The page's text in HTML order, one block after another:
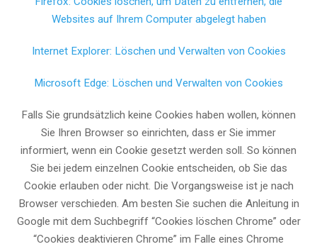
Websites auf Ihrem Computer abgelegt haben
Internet Explorer: Löschen und Verwalten von Cookies
Microsoft Edge: Löschen und Verwalten von Cookies
Falls Sie grundsätzlich keine Cookies haben wollen, können
Sie Ihren Browser so einrichten, dass er Sie immer
informiert, wenn ein Cookie gesetzt werden soll. So können
Sie bei jedem einzelnen Cookie entscheiden, ob Sie das
Cookie erlauben oder nicht. Die Vorgangsweise ist je nach
Browser verschieden. Am besten Sie suchen die Anleitung in
Google mit dem Suchbegriff “Cookies löschen Chrome” oder
“Cookies deaktivieren Chrome” im Falle eines Chrome